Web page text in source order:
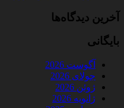
آخرین دیدگاه‌ها
بایگانی
آگوست 2026
جولای 2026
ژوئن 2026
ژانویه 2026